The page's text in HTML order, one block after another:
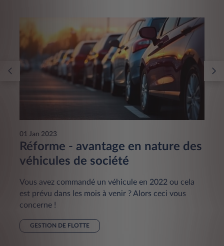
01 Jan 2023
Réforme - avantage en nature des
véhicules de société
Vous avez commandé un véhicule en 2022 ou cela
est prévu dans les mois à venir ? Alors ceci vous
concerne !
GESTION DE FLOTTE